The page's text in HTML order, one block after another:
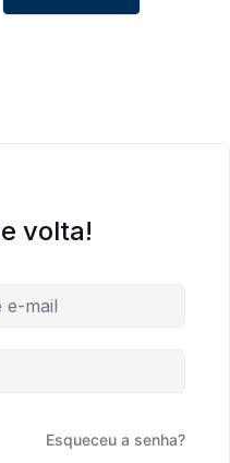
volta!
Esqueceu a senha?